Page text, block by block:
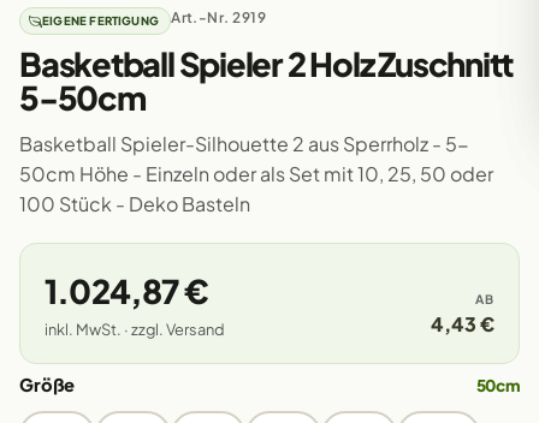
EIGENE FERTIGUNG Art.-Nr. 2919
Basketball Spieler 2 Holz Zuschnitt
5-50cm
Basketball Spieler-Silhouette 2 aus Sperrholz - 5-
50cm Höhe - Einzeln oder als Set mit 10, 25, 50 oder
100 Stück - Deko Basteln
1.024,87 €
inkl. MwSt. · zzgl. Versand
AB
4,43 €
Größe 50cm